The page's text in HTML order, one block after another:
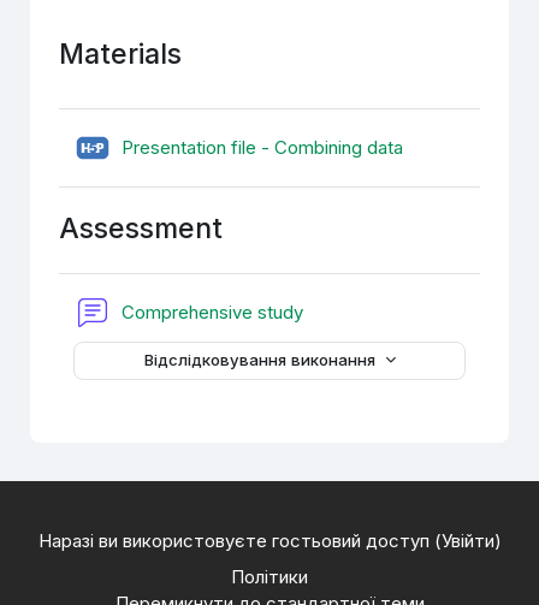
Materials
Presentation file - Combining data
Assessment
Comprehensive study
Відслідковування виконання
Наразі ви використовуєте гостьовий доступ (Увійти)
Політики